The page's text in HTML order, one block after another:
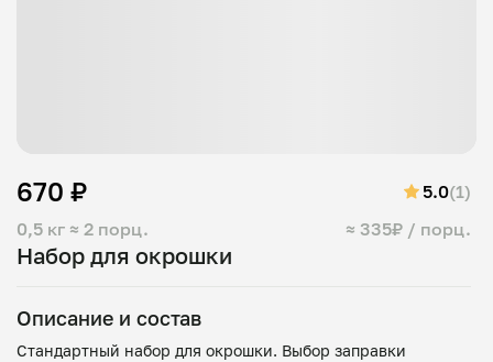
Набор для окрошки
0,5 кг ≈ 2 порц. ≈ 335₽ / порц.
670 ₽ 5.0(1)
Описание и состав
Стандартный набор для окрошки. Выбор заправки